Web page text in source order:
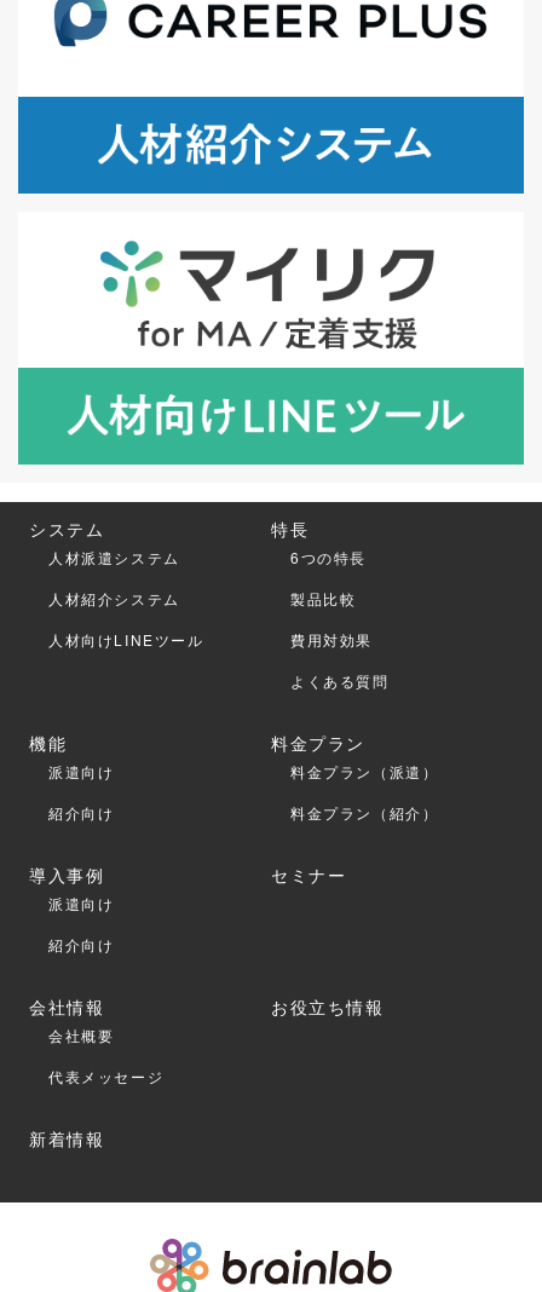
システム
人材派遣システム
人材紹介システム
人材向けLINEツール
特長
6つの特長
製品比較
費用対効果
よくある質問
機能
派遣向け
紹介向け
料金プラン
料金プラン（派遣）
料金プラン（紹介）
導入事例
派遣向け
紹介向け
セミナー
会社情報
会社概要
代表メッセージ
お役立ち情報
新着情報